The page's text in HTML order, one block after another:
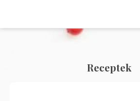
Receptek